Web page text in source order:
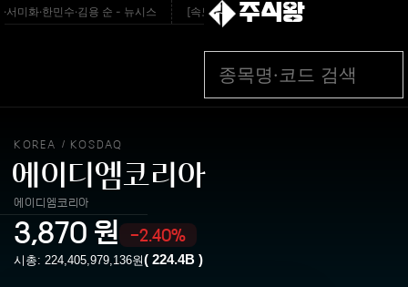
화·한민수·김용 순 - 뉴시스 [속보] 與최고위원 순회경선…박선원·최민희·서
주식왕
KOREA / KOSDAQ
에이디엠코리아
에이디엠코리아
3,870 원 -2.40%
시총: 224,405,979,136원( 224.4B )